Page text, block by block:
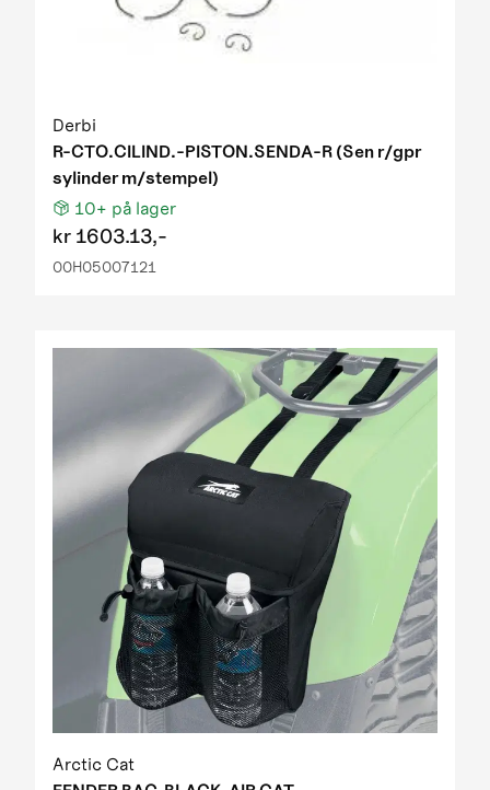
Derbi
R-CTO.CILIND.-PISTON.SENDA-R (Sen r/gpr
sylinder m/stempel)
10+ på lager
kr 1603.13,-
00H05007121
Arctic Cat